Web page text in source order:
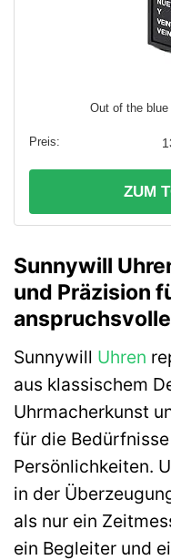
Out of the
ZUM
Sunnywill
und Präzision
Sunnywill Uhren
aus klassischem
Uhrmacherkunst
für die
Persönlichkeiten.
in der
als nur ein
ein Begleiter und